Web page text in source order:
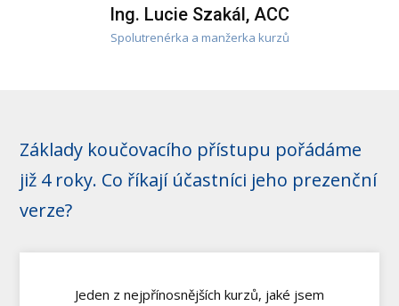
Ing. Lucie Szakál, ACC
Spolutrenérka a manžerka kurzů
Základy koučovacího přístupu pořádáme
již 4 roky. Co říkají účastníci jeho prezenční
verze?
Jeden z nejpřínosnějších kurzů, jaké jsem